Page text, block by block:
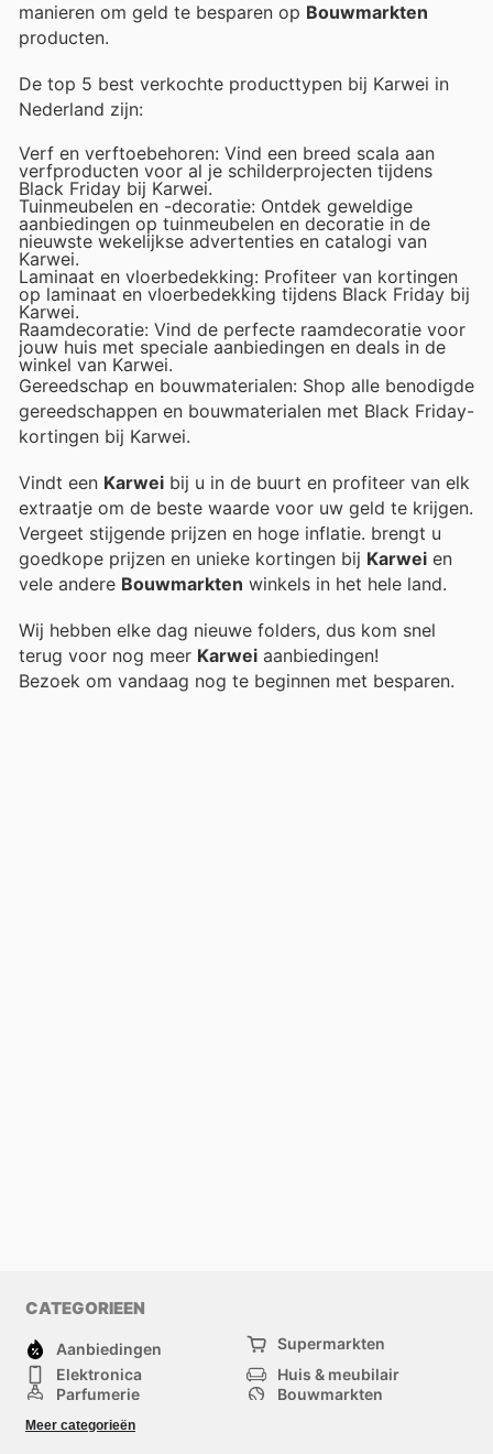
manieren om geld te besparen op Bouwmarkten
producten.
De top 5 best verkochte producttypen bij Karwei in
Nederland zijn:
Verf en verftoebehoren: Vind een breed scala aan
verfproducten voor al je schilderprojecten tijdens
Black Friday bij Karwei.
Tuinmeubelen en -decoratie: Ontdek geweldige
aanbiedingen op tuinmeubelen en decoratie in de
nieuwste wekelijkse advertenties en catalogi van
Karwei.
Laminaat en vloerbedekking: Profiteer van kortingen
op laminaat en vloerbedekking tijdens Black Friday bij
Karwei.
Raamdecoratie: Vind de perfecte raamdecoratie voor
jouw huis met speciale aanbiedingen en deals in de
winkel van Karwei.
Gereedschap en bouwmaterialen: Shop alle benodigde
gereedschappen en bouwmaterialen met Black Friday-
kortingen bij Karwei.
Vindt een Karwei bij u in de buurt en profiteer van elk
extraatje om de beste waarde voor uw geld te krijgen.
Vergeet stijgende prijzen en hoge inflatie. brengt u
goedkope prijzen en unieke kortingen bij Karwei en
vele andere Bouwmarkten winkels in het hele land.
Wij hebben elke dag nieuwe folders, dus kom snel
terug voor nog meer Karwei aanbiedingen!
Bezoek om vandaag nog te beginnen met besparen.
CATEGORIEEN
Aanbiedingen
Supermarkten
Elektronica
Huis & meubilair
Parfumerie
Bouwmarkten
Kinderen
Meer categorieën